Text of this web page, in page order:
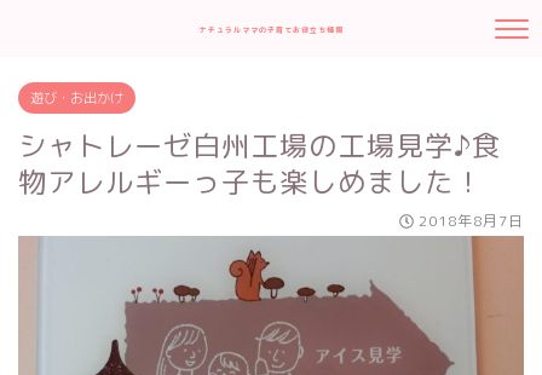
ナチュラルママの子育てお役立ち情報
遊び・お出かけ
シャトレーゼ白州工場の工場見学♪食
物アレルギーっ子も楽しめました！
2018年8月7日